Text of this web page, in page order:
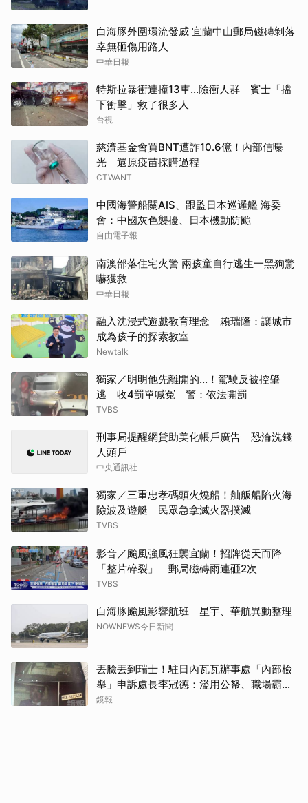
白海豚外圍環流發威 宜蘭中山郵局磁磚剝落
幸無砸傷用路人
中華日報
特斯拉暴衝連撞13車...險衝人群 賓士「擋
下衝擊」救了很多人
台視
慈濟基金會買BNT遭詐10.6億！內部信曝
光 還原疫苗採購過程
CTWANT
中國海警船關AIS、跟監日本巡邏艦 海委
會：中國灰色襲擾、日本機動防颱
自由電子報
南澳部落住宅火警 兩孩童自行逃生一黑狗驚
嚇獲救
中華日報
融入沈浸式遊戲教育理念 賴瑞隆：讓城市
成為孩子的探索教室
Newtalk
獨家／明明他先離開的…！駕駛反被控肇
逃 收4罰單喊冤 警：依法開罰
TVBS
刑事局提醒網貸助美化帳戶廣告 恐淪洗錢
人頭戶
中央通訊社
獨家／三重忠孝碼頭火燒船！舢舨船陷火海
險波及遊艇 民眾急拿滅火器撲滅
TVBS
影音／颱風強風狂襲宜蘭！招牌從天而降
「整片碎裂」 郵局磁磚雨連砸2次
TVBS
白海豚颱風影響航班 星宇、華航異動整理
NOWNEWS今日新聞
丟臉丟到瑞士！駐日內瓦瓦辦事處「內部檢
舉」申訴處長李冠德：濫用公帑、職場霸
凌、超速仔拒繳罰單 外交部要查了
鏡報